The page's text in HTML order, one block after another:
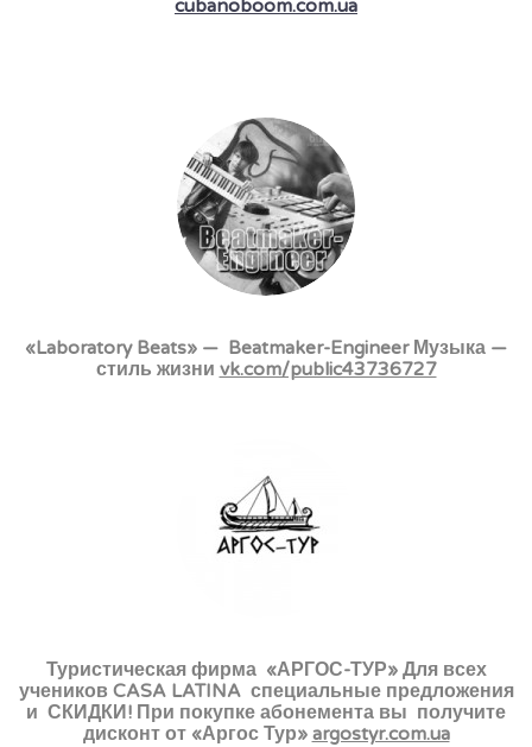
cubanoboom.com.ua
«Laboratory Beats» — Beatmaker-Engineer Музыка —
стиль жизни vk.com/public43736727
Туристическая фирма «АРГОС-ТУР» Для всех
учеников CASA LATINA специальные предложения
и СКИДКИ! При покупке абонемента вы получите
дисконт от «Аргос Тур» argostyr.com.ua